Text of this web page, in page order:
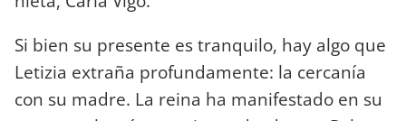
Si bien su presente es tranquilo, hay algo que
Letizia extraña profundamente: la cercanía
con su madre. La reina ha manifestado en su